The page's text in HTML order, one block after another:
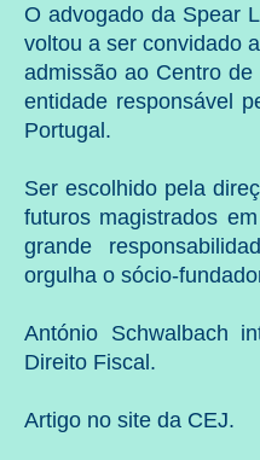
O advogado da Spear
voltou a ser convidado
admissão ao Centro de
entidade responsável
Portugal.
Ser escolhido pela
futuros magistrados
grande
orgulha o sócio-
António Schwalbach
Direito Fiscal.
Artigo no site da CEJ.